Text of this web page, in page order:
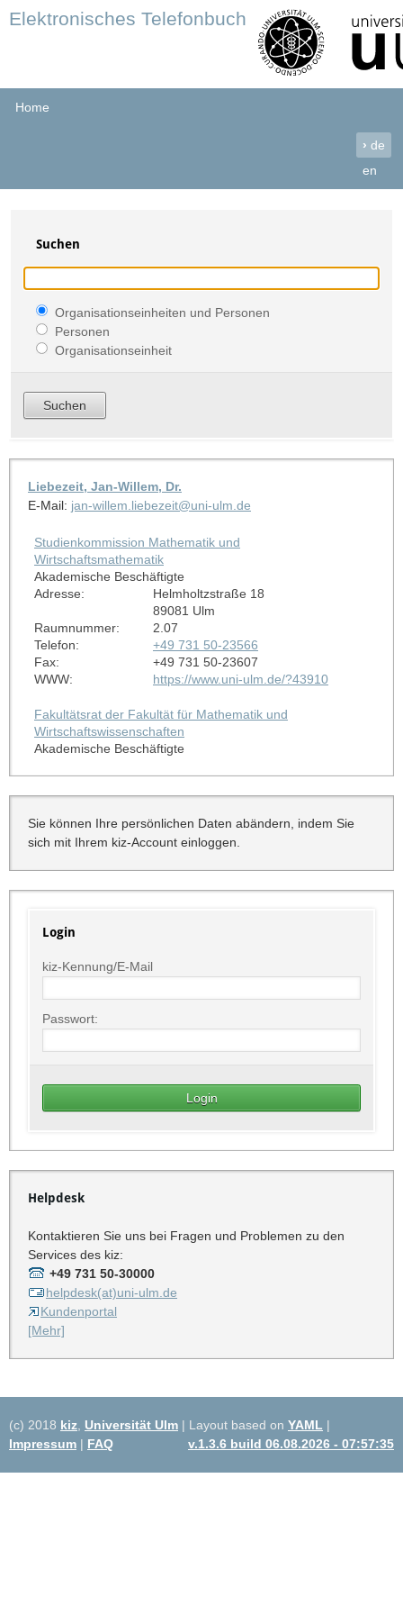
Elektronisches Telefonbuch
Home
› de
en
Suchen
Organisationseinheiten und Personen
Personen
Organisationseinheit
Liebezeit, Jan-Willem, Dr.
E-Mail: jan-willem.liebezeit@uni-ulm.de
Studienkommission Mathematik und
Wirtschaftsmathematik
Akademische Beschäftigte
Adresse:
Helmholtzstraße 18
89081 Ulm
Raumnummer:
2.07
Telefon:
+49 731 50-23566
Fax:
+49 731 50-23607
WWW:
https://www.uni-ulm.de/?43910
Fakultätsrat der Fakultät für Mathematik und
Wirtschaftswissenschaften
Akademische Beschäftigte
Sie können Ihre persönlichen Daten abändern, indem Sie
sich mit Ihrem kiz-Account einloggen.
Login
kiz-Kennung/E-Mail
Passwort:
Helpdesk
Kontaktieren Sie uns bei Fragen und Problemen zu den
Services des kiz:
+49 731 50-30000
helpdesk(at)uni-ulm.de
Kundenportal
[Mehr]
(c) 2018 kiz Universität Ulm | Layout based on YAML |
Impressum | FAQ v.1.3.6 build 06.08.2026 - 07:57:35